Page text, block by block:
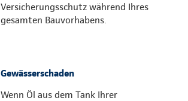
Versicherungsschutz während Ihres
gesamten Bauvorhabens.
Gewässerschaden
Wenn Öl aus dem Tank Ihrer